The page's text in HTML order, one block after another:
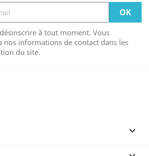
à tout moment. Vous
nos informations de contact dans les
du site.
